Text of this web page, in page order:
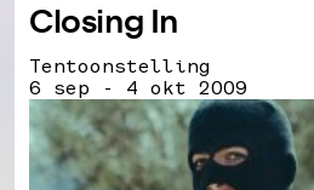
Closing In
Tentoonstelling
6 sep - 4 okt 2009